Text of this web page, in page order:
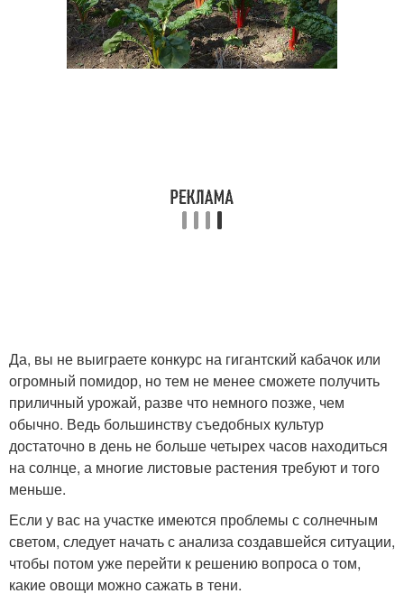
Да, вы не выиграете конкурс на гигантский кабачок или
огромный помидор, но тем не менее сможете получить
приличный урожай, разве что немного позже, чем
обычно. Ведь большинству съедобных культур
достаточно в день не больше четырех часов находиться
на солнце, а многие листовые растения требуют и того
меньше.
Если у вас на участке имеются проблемы с солнечным
светом, следует начать с анализа создавшейся ситуации,
чтобы потом уже перейти к решению вопроса о том,
какие овощи можно сажать в тени.